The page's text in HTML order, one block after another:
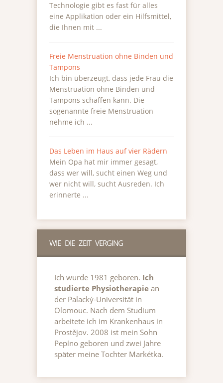
Technologie gibt es fast für alles
eine Applikation oder ein Hilfsmittel,
die Ihnen mit ...
Freie Menstruation ohne Binden und
Tampons
Ich bin überzeugt, dass jede Frau die
Menstruation ohne Binden und
Tampons schaffen kann. Die
sogenannte freie Menstruation
nehme ich ...
Das Leben im Haus auf vier Rädern
Mein Opa hat mir immer gesagt,
dass wer will, sucht einen Weg und
wer nicht will, sucht Ausreden. Ich
erinnerte ...
WIE DIE ZEIT VERGING
Ich wurde 1981 geboren. Ich
studierte Physiotherapie an
der Palacký-Universität in
Olomouc. Nach dem Studium
arbeitete ich im Krankenhaus in
Prostějov. 2008 ist mein Sohn
Pepíno geboren und zwei Jahre
später meine Tochter Markétka.